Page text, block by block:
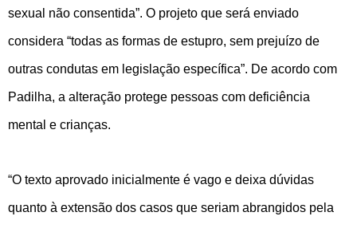
sexual não consentida”. O projeto que será enviado
considera “todas as formas de estupro, sem prejuízo de
outras condutas em legislação específica”. De acordo com
Padilha, a alteração protege pessoas com deficiência
mental e crianças.
“O texto aprovado inicialmente é vago e deixa dúvidas
quanto à extensão dos casos que seriam abrangidos pela